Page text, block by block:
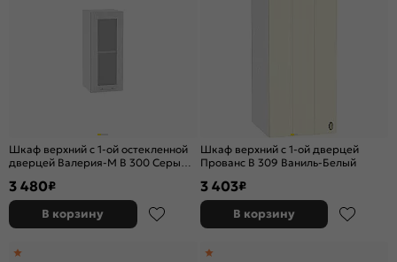
Шкаф верхний с 1-ой остекленной
дверцей Валерия-М В 300 Серый
3 480₽
В корзину
Шкаф верхний с 1-ой дверцей
Прованс В 309 Ваниль-Белый
3 403₽
В корзину